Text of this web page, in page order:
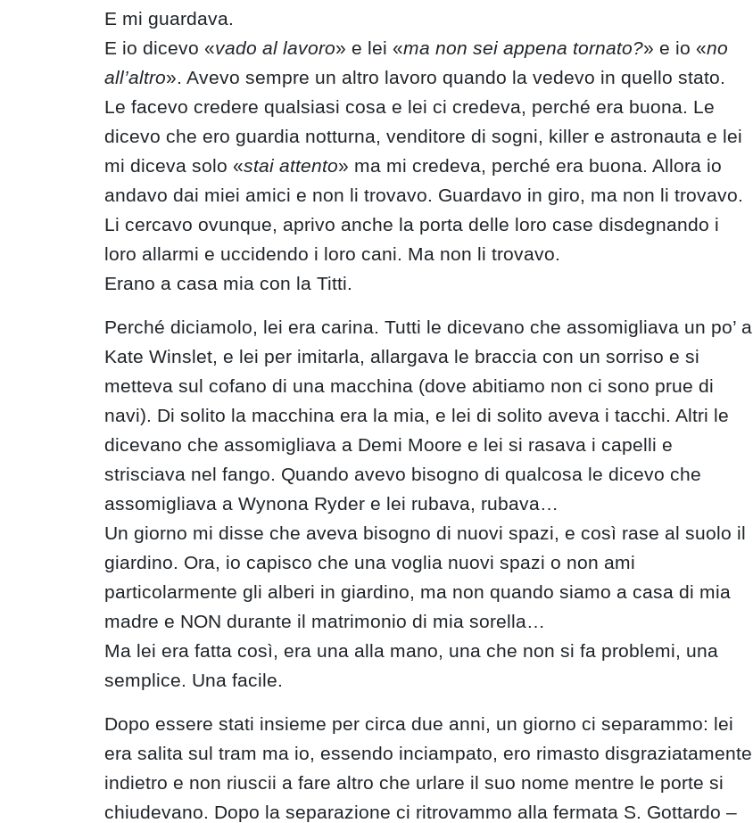
E mi guardava.
E io dicevo «vado al lavoro» e lei «ma non sei appena tornato?» e io «no
all’altro». Avevo sempre un altro lavoro quando la vedevo in quello stato.
Le facevo credere qualsiasi cosa e lei ci credeva, perché era buona. Le
dicevo che ero guardia notturna, venditore di sogni, killer e astronauta e lei
mi diceva solo «stai attento» ma mi credeva, perché era buona. Allora io
andavo dai miei amici e non li trovavo. Guardavo in giro, ma non li trovavo.
Li cercavo ovunque, aprivo anche la porta delle loro case disdegnando i
loro allarmi e uccidendo i loro cani. Ma non li trovavo.
Erano a casa mia con la Titti.
Perché diciamolo, lei era carina. Tutti le dicevano che assomigliava un po’ a
Kate Winslet, e lei per imitarla, allargava le braccia con un sorriso e si
metteva sul cofano di una macchina (dove abitiamo non ci sono prue di
navi). Di solito la macchina era la mia, e lei di solito aveva i tacchi. Altri le
dicevano che assomigliava a Demi Moore e lei si rasava i capelli e
strisciava nel fango. Quando avevo bisogno di qualcosa le dicevo che
assomigliava a Wynona Ryder e lei rubava, rubava…
Un giorno mi disse che aveva bisogno di nuovi spazi, e così rase al suolo il
giardino. Ora, io capisco che una voglia nuovi spazi o non ami
particolarmente gli alberi in giardino, ma non quando siamo a casa di mia
madre e NON durante il matrimonio di mia sorella…
Ma lei era fatta così, era una alla mano, una che non si fa problemi, una
semplice. Una facile.
Dopo essere stati insieme per circa due anni, un giorno ci separammo: lei
era salita sul tram ma io, essendo inciampato, ero rimasto disgraziatamente
indietro e non riuscii a fare altro che urlare il suo nome mentre le porte si
chiudevano. Dopo la separazione ci ritrovammo alla fermata S. Gottardo –